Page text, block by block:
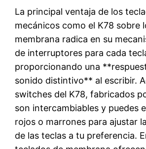
La principal ventaja de los
mecánicos como el K78 sobre
membrana radica en su
de interruptores para cada
proporcionando una
sonido distintivo** al escribir.
switches del K78, fabricados
son intercambiables y puedes
rojos o marrones para ajustar
de las teclas a tu preferencia.